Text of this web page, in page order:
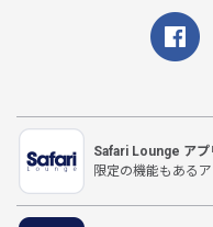
Safari Lounge アプ
限定の機能もある